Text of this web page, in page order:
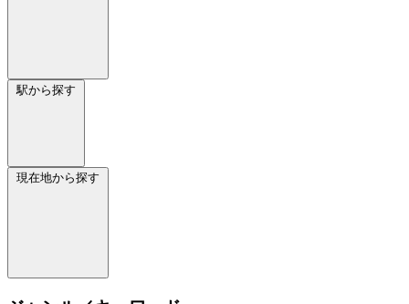
駅から探す
現在地から探す